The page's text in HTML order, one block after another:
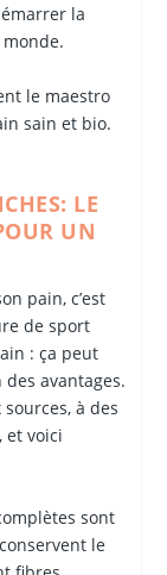
la
le maestro
sain et bio.
LE
UN
pain, c’est
de sport
: ça peut
avantages.
à des
et voici
sont
le